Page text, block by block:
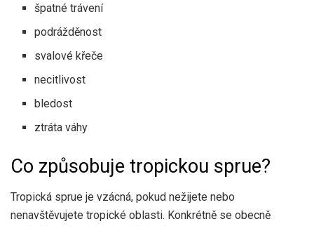
špatné trávení
podrážděnost
svalové křeče
necitlivost
bledost
ztráta váhy
Co způsobuje tropickou sprue?
Tropická sprue je vzácná, pokud nežijete nebo
nenavštěvujete tropické oblasti. Konkrétně se obecně